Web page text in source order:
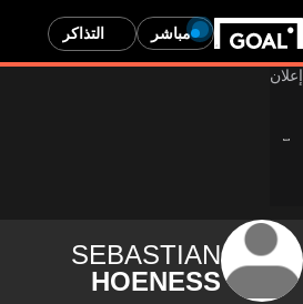
مباشر التذاكر
SEBASTIAN
HOENESS